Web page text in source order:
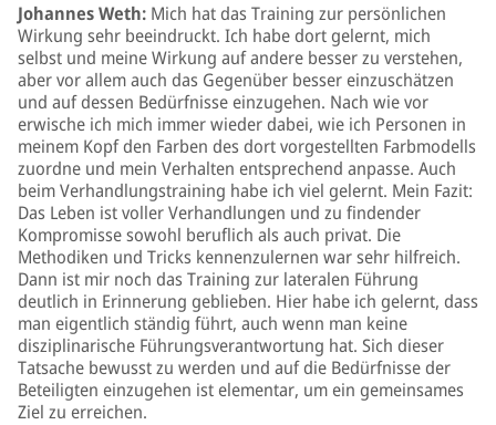
Johannes Weth: Mich hat das Training zur persönlichen
Wirkung sehr beeindruckt. Ich habe dort gelernt, mich
selbst und meine Wirkung auf andere besser zu verstehen,
aber vor allem auch das Gegenüber besser einzuschätzen
und auf dessen Bedürfnisse einzugehen. Nach wie vor
erwische ich mich immer wieder dabei, wie ich Personen in
meinem Kopf den Farben des dort vorgestellten Farbmodells
zuordne und mein Verhalten entsprechend anpasse. Auch
beim Verhandlungstraining habe ich viel gelernt. Mein Fazit:
Das Leben ist voller Verhandlungen und zu findender
Kompromisse sowohl beruflich als auch privat. Die
Methodiken und Tricks kennenzulernen war sehr hilfreich.
Dann ist mir noch das Training zur lateralen Führung
deutlich in Erinnerung geblieben. Hier habe ich gelernt, dass
man eigentlich ständig führt, auch wenn man keine
disziplinarische Führungsverantwortung hat. Sich dieser
Tatsache bewusst zu werden und auf die Bedürfnisse der
Beteiligten einzugehen ist elementar, um ein gemeinsames
Ziel zu erreichen.